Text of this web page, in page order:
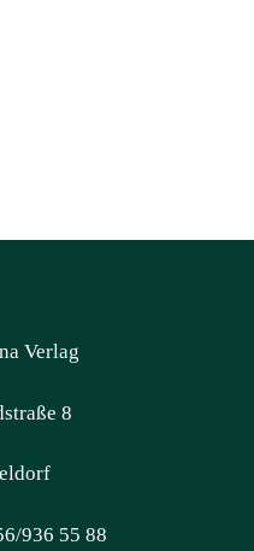
Verlag
8
936 55 88